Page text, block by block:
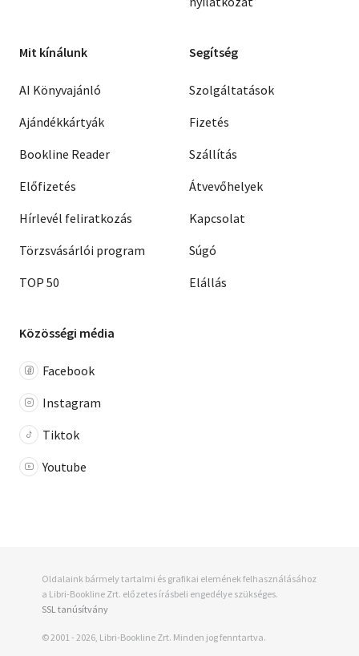
Mit kínálunk
AI Könyvajánló
Ajándékkártyák
Bookline Reader
Előfizetés
Hírlevél feliratkozás
Törzsvásárlói program
TOP 50
Segítség
Szolgáltatások
Fizetés
Szállítás
Átvevőhelyek
Kapcsolat
Súgó
Elállás
Közösségi média
Facebook
Instagram
Tiktok
Youtube
Oldalaink bármely tartalmi és grafikai elemének felhasználásához
a Libri-Bookline Zrt. előzetes írásbeli engedélye szükséges.
SSL tanúsítvány
© 2001 - 2026, Libri-Bookline Zrt. Minden jog fenntartva.